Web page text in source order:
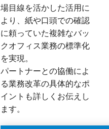
場目線を活かした活用に
より、紙や口頭での確認
に頼っていた複雑なバッ
クオフィス業務の標準化
を実現。
パートナーとの協働によ
る業務改革の具体的なポ
イントも詳しくお伝えし
ます。